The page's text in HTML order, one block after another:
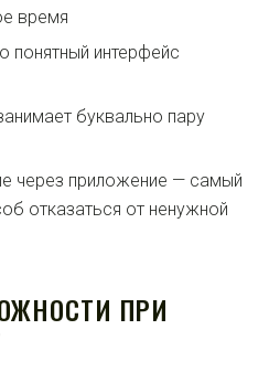
время
понятный интерфейс
буквально пару
через приложение — самый
отказаться от ненужной
ПРИ